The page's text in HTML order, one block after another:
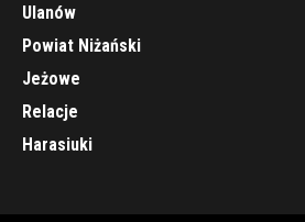
Ulanów
Powiat Niżański
Jeżowe
Relacje
Harasiuki